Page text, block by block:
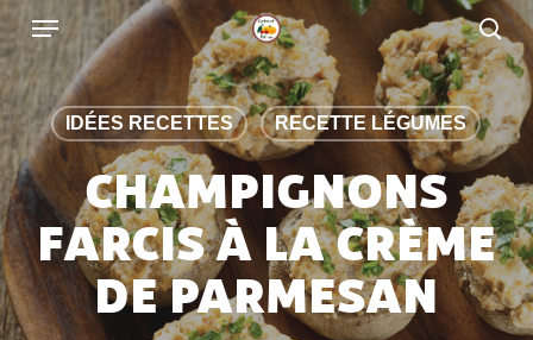
Skip
to
main
content IDÉES RECETTES RECETTE LÉGUMES
CHAMPIGNONS
FARCIS À LA CRÈME
DE PARMESAN